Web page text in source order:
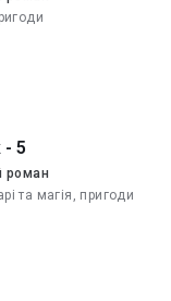
- 5
роман
та магія, пригоди